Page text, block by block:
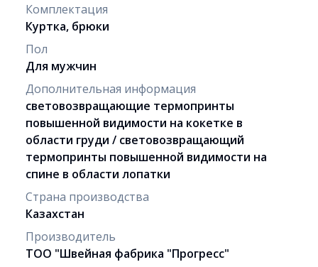
Комплектация
Куртка, брюки
Пол
Для мужчин
Дополнительная информация
световозвращающие термопринты
повышенной видимости на кокетке в
области груди / световозвращающий
термопринты повышенной видимости на
спине в области лопатки
Страна производства
Казахстан
Производитель
ТОО "Швейная фабрика "Прогресс"